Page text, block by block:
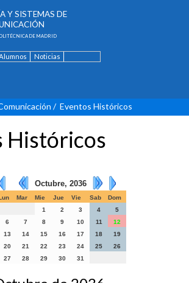
Y SISTEMAS DE
DE MADRID
Noticias
/ Eventos Históricos
Históricos
Octubre, 2036
Mar Mie Jue Vie Sab
Dom
1
2 3 4
5
6
7 8 9 10 11
12
13
14 15 16 17 18
19
20
21 22 23 24 25
26
27
28 29 30 31